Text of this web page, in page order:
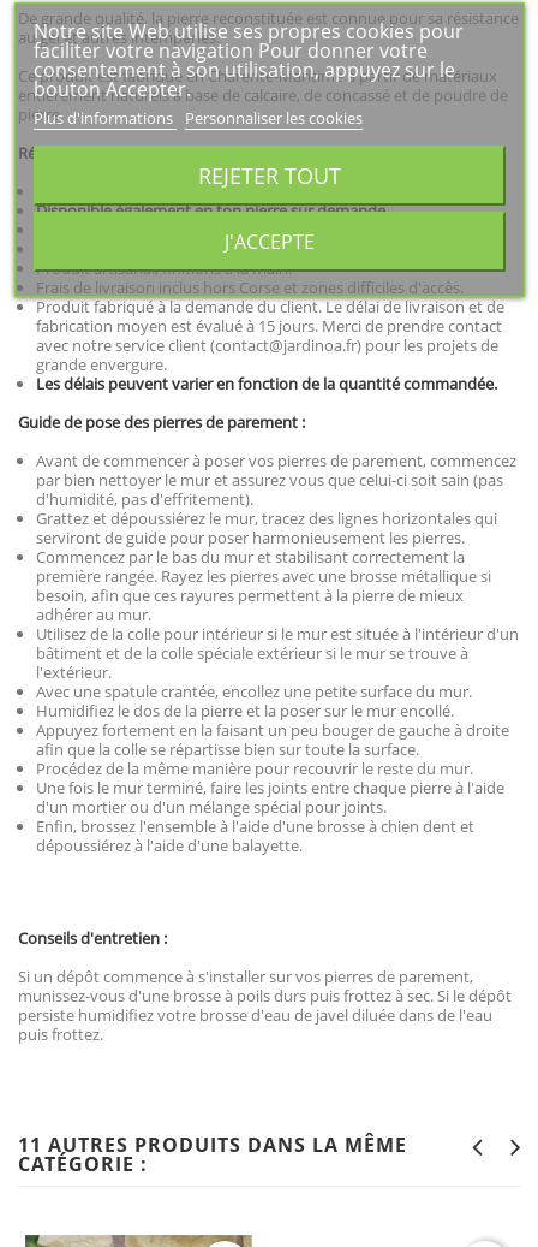
De grande qualité, la pierre reconstituée est connue pour sa résistance
au gel et autres intempéries.
Ce produit est fabriqué en Charente-Maritime à partir de matériaux
entièrement naturels à base de calcaire, de concassé et de poudre de
pierre.
Récapitulatif :
Disponible également en ton pierre sur demande.
Produit résistant au gel et aux UV
Produit artisanal, finitions à la main.
Frais de livraison inclus hors Corse et zones difficiles d'accès.
Produit fabriqué à la demande du client. Le délai de livraison et de
fabrication moyen est évalué à 15 jours. Merci de prendre contact
avec notre service client (contact@jardinoa.fr) pour les projets de
grande envergure.
Les délais peuvent varier en fonction de la quantité commandée.
Guide de pose des pierres de parement :
Avant de commencer à poser vos pierres de parement, commencez
par bien nettoyer le mur et assurez vous que celui-ci soit sain (pas
d'humidité, pas d'effritement).
Grattez et dépoussiérez le mur, tracez des lignes horizontales qui
serviront de guide pour poser harmonieusement les pierres.
Commencez par le bas du mur et stabilisant correctement la
première rangée. Rayez les pierres avec une brosse métallique si
besoin, afin que ces rayures permettent à la pierre de mieux
adhérer au mur.
Utilisez de la colle pour intérieur si le mur est située à l'intérieur d'un
bâtiment et de la colle spéciale extérieur si le mur se trouve à
l'extérieur.
Avec une spatule crantée, encollez une petite surface du mur.
Humidifiez le dos de la pierre et la poser sur le mur encollé.
Appuyez fortement en la faisant un peu bouger de gauche à droite
afin que la colle se répartisse bien sur toute la surface.
Procédez de la même manière pour recouvrir le reste du mur.
Une fois le mur terminé, faire les joints entre chaque pierre à l'aide
d'un mortier ou d'un mélange spécial pour joints.
Enfin, brossez l'ensemble à l'aide d'une brosse à chien dent et
dépoussiérez à l'aide d'une balayette.
Conseils d'entretien :
Si un dépôt commence à s'installer sur vos pierres de parement,
munissez-vous d'une brosse à poils durs puis frottez à sec. Si le dépôt
persiste humidifiez votre brosse d'eau de javel diluée dans de l'eau
puis frottez.
11 AUTRES PRODUITS DANS LA MÊME
CATÉGORIE :
Notre site Web utilise ses propres cookies pour
faciliter votre navigation Pour donner votre
consentement à son utilisation, appuyez sur le
bouton Accepter.
Plus d'informations Personnaliser les cookies
REJETER TOUT
J'ACCEPTE